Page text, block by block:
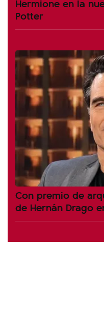
Hermione en la
Potter
Con premio de
de Hernán Drago